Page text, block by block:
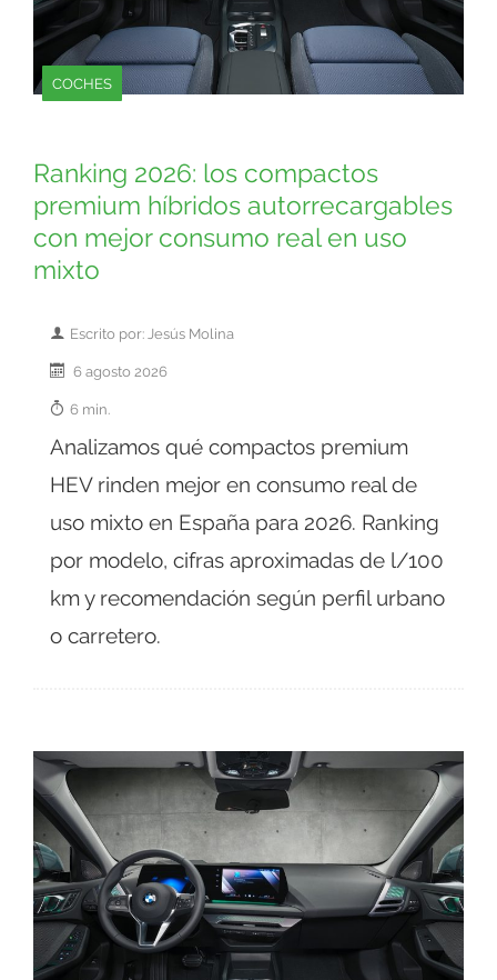
COCHES
Ranking 2026: los compactos
premium híbridos autorrecargables
con mejor consumo real en uso
mixto
Escrito por: Jesús Molina
6 agosto 2026
6 min.
Analizamos qué compactos premium
HEV rinden mejor en consumo real de
uso mixto en España para 2026. Ranking
por modelo, cifras aproximadas de l/100
km y recomendación según perfil urbano
o carretero.